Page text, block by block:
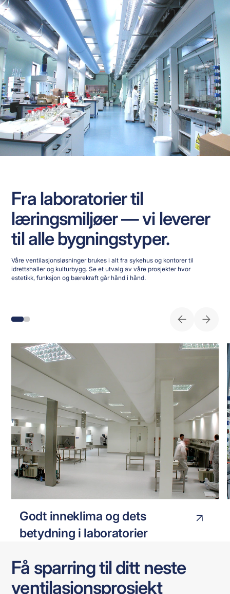
Fra laboratorier til
læringsmiljøer — vi leverer
til alle bygningstyper.
Våre ventilasjonsløsninger brukes i alt fra sykehus og kontorer til
idrettshaller og kulturbygg. Se et utvalg av våre prosjekter hvor
estetikk, funksjon og bærekraft går hånd i hånd.
LABORATORIET
Godt inneklima og dets
betydning i laboratorier
Få sparring til ditt neste
ventilasjonsprosjekt